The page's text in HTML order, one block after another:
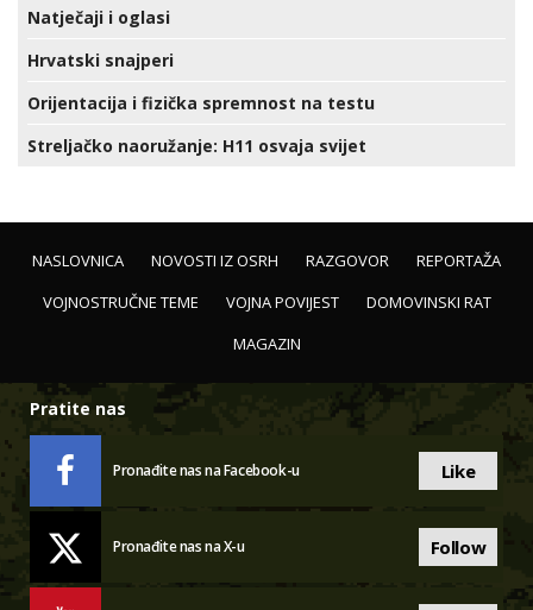
Natječaji i oglasi
Hrvatski snajperi
Orijentacija i fizička spremnost na testu
Streljačko naoružanje: H11 osvaja svijet
NASLOVNICA NOVOSTI IZ OSRH RAZGOVOR
REPORTAŽA
VOJNOSTRUČNE TEME
VOJNA POVIJEST
DOMOVINSKI RAT
MAGAZIN
Pratite nas
Pronađite nas na Facebook-u Like
Pronađite nas na X-u Follow